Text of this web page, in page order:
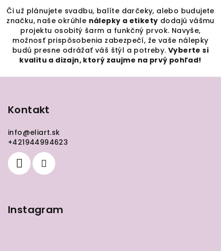
Či už plánujete svadbu, balíte darčeky, alebo budujete
značku, naše okrúhle nálepky a etikety dodajú vášmu
projektu osobitý šarm a funkčný prvok. Navyše,
možnosť prispôsobenia zabezpečí, že vaše nálepky
budú presne odrážať váš štýl a potreby. Vyberte si
kvalitu a dizajn, ktorý zaujme na prvý pohľad!
Kontakt
info@eliart.sk
+421944994623
Instagram